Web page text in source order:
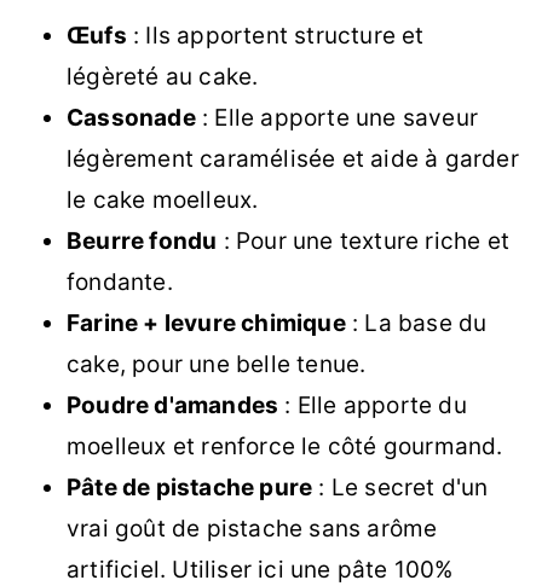
Œufs : Ils apportent structure et
légèreté au cake.
Cassonade: Elle apporte une saveur
légèrement caramélisée et aide à garder
le cake moelleux.
Beurre fondu : Pour une texture riche et
fondante.
Farine + levure chimique: La base du
cake, pour une belle tenue.
Poudre d'amandes : Elle apporte du
moelleux et renforce le côté gourmand.
Pâte de pistache pure : Le secret d'un
vrai goût de pistache sans arôme
artificiel. Utiliser ici une pâte 100%